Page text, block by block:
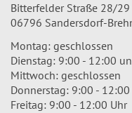
Bitterfelder Straße 28/29
06796 Sandersdorf-
Montag: geschlossen
Dienstag: 9:00 - 12:00
Mittwoch: geschlossen
Donnerstag: 9:00 -
Freitag: 9:00 - 12:00 Uhr